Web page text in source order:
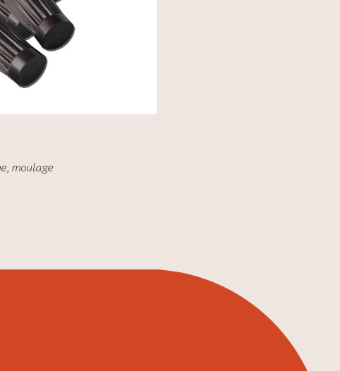
, moulage